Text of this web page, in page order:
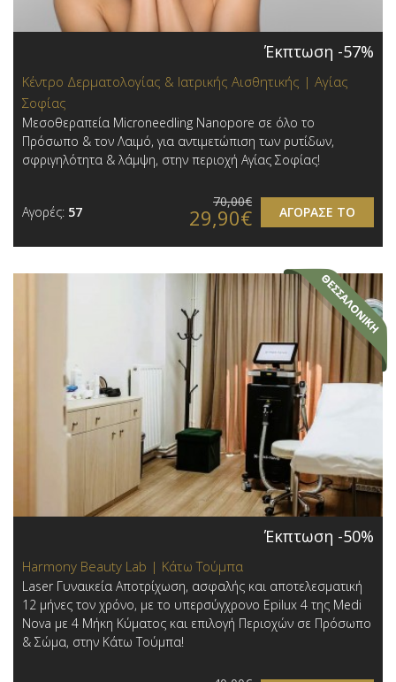
Έκπτωση -57%
Κέντρο Δερματολογίας & Ιατρικής Αισθητικής | Αγίας
Σοφίας
Μεσοθεραπεία Microneedling Nanopore σε όλο το
Πρόσωπο & τον Λαιμό, για αντιμετώπιση των ρυτίδων,
σφριγηλότητα & λάμψη, στην περιοχή Αγίας Σοφίας!
Αγορές: 57 ΑΓΟΡΑΣΕ ΤΟ
70,00€
29,90€
Έκπτωση -50%
Harmony Beauty Lab | Κάτω Τούμπα
Laser Γυναικεία Αποτρίχωση, ασφαλής και αποτελεσματική
12 μήνες τον χρόνο, με το υπερσύγχρονο Epilux 4 της Medi
Nova με 4 Μήκη Κύματος και επιλογή Περιοχών σε Πρόσωπο
& Σώμα, στην Κάτω Τούμπα!